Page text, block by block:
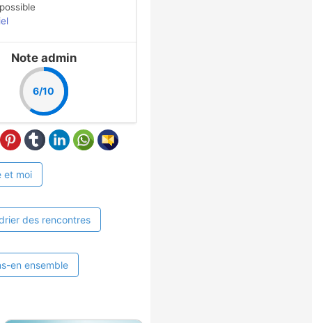
Note admin
6/10
et moi
des rencontres
en ensemble